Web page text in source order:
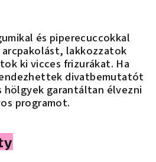
és piperecuccokkal
lakkozzatok
ki vicces frizurákat. Ha
divatbemutatót
hölgyek garantáltan élvezni
programot.